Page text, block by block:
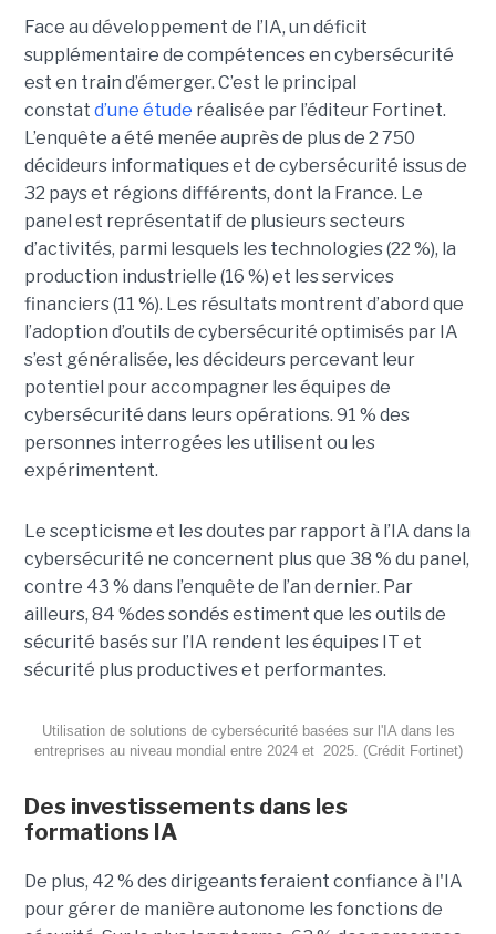
Face au développement de l’IA, un déficit
supplémentaire de compétences en cybersécurité
est en train d’émerger. C’est le principal
constat d’une étude réalisée par l’éditeur Fortinet.
L’enquête a été menée auprès de plus de 2 750
décideurs informatiques et de cybersécurité issus de
32 pays et régions différents, dont la France. Le
panel est représentatif de plusieurs secteurs
d’activités, parmi lesquels les technologies (22 %), la
production industrielle (16 %) et les services
financiers (11 %). Les résultats montrent d’abord que
l’adoption d’outils de cybersécurité optimisés par IA
s’est généralisée, les décideurs percevant leur
potentiel pour accompagner les équipes de
cybersécurité dans leurs opérations. 91 % des
personnes interrogées les utilisent ou les
expérimentent.
Le scepticisme et les doutes par rapport à l’IA dans la
cybersécurité ne concernent plus que 38 % du panel,
contre 43 % dans l’enquête de l’an dernier. Par
ailleurs, 84 %des sondés estiment que les outils de
sécurité basés sur l’IA rendent les équipes IT et
sécurité plus productives et performantes.
Utilisation de solutions de cybersécurité basées sur l'IA dans les
entreprises au niveau mondial entre 2024 et 2025. (Crédit Fortinet)
Des investissements dans les
formations IA
De plus, 42 % des dirigeants feraient confiance à l'IA
pour gérer de manière autonome les fonctions de